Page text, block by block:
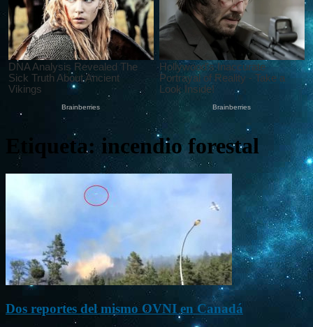
Etiqueta: incendio forestal
Dos reportes del mismo OVNI en Canadá